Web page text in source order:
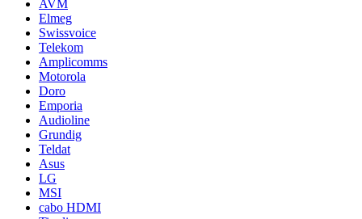
AVM
Elmeg
Swissvoice
Telekom
Amplicomms
Motorola
Doro
Emporia
Audioline
Grundig
Teldat
Asus
LG
MSI
cabo HDMI